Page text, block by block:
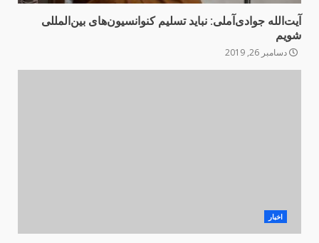
آیت‌الله جوادی‌آملی: ‌نباید تسلیم کنوانسیون‌های بین‌المللی
شویم
دسامبر 26, 2019
اخبار